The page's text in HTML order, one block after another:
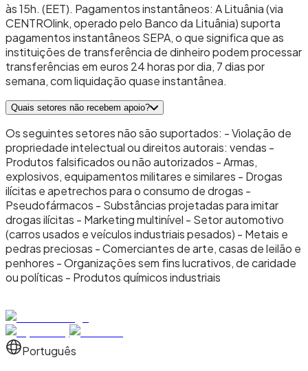
às 15h. (EET). Pagamentos instantâneos: A Lituânia (via
CENTROlink, operado pelo Banco da Lituânia) suporta
pagamentos instantâneos SEPA, o que significa que as
instituições de transferência de dinheiro podem processar
transferências em euros 24 horas por dia, 7 dias por
semana, com liquidação quase instantânea.
Quais setores não recebem apoio?
Os seguintes setores não são suportados: - Violação de
propriedade intelectual ou direitos autorais: vendas -
Produtos falsificados ou não autorizados - Armas,
explosivos, equipamentos militares e similares - Drogas
ilícitas e apetrechos para o consumo de drogas -
Pseudofármacos - Substâncias projetadas para imitar
drogas ilícitas - Marketing multinível - Setor automotivo
(carros usados ​​e veículos industriais pesados) - Metais e
pedras preciosas - Comerciantes de arte, casas de leilão e
penhores - Organizações sem fins lucrativos, de caridade
ou políticas - Produtos químicos industriais
Português